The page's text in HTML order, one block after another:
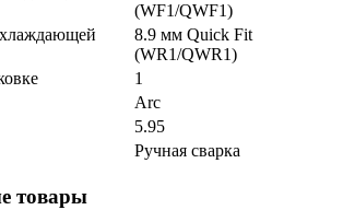
(WF1/QWF1)
8.9 мм Quick Fit
(WR1/QWR1)
1
Arc
5.95
Ручная сварка
товары